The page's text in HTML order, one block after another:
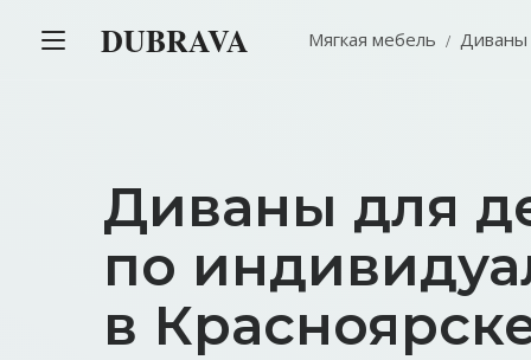
Диваны для
по
в
DUBRAVA Мягкая мебель Диваны